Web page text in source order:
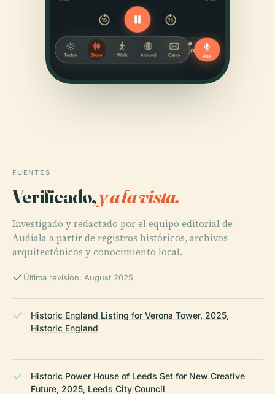
FUENTES
Verificado,y a la vista.
Investigado y redactado por el equipo editorial de
Audiala a partir de registros históricos, archivos
arquitectónicos y conocimiento local.
Última revisión: August 2025
Historic England Listing for Verona Tower, 2025,
Historic England
Historic Power House of Leeds Set for New Creative
Future, 2025, Leeds City Council